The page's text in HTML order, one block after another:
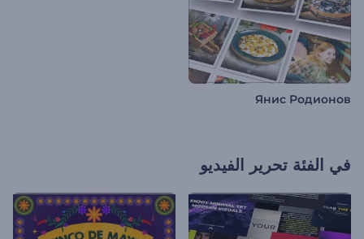
Янис Родионов
في الفئة تحرير الفيديو